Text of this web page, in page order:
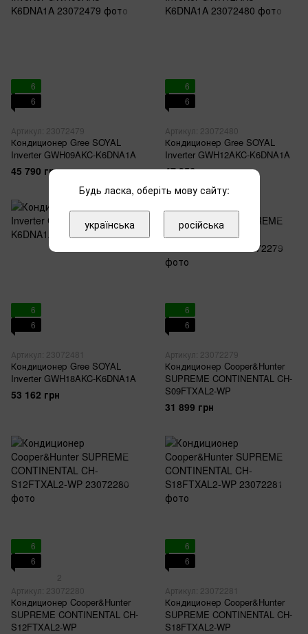
6
6
Артикул: 23072479
Кондиционер Gree SOYAL
Inverter GWH09AKC-K6DNA1A
45 790 грн
6
6
Артикул: 23072480
Кондиционер Gree SOYAL
Inverter GWH12AKC-K6DNA1A
47 956 грн
6
6
Артикул: 23072481
Кондиционер Gree SOYAL
Inverter GWH18AKC-K6DNA1A
53 162 грн
6
6
Артикул: 23072279
Кондиционер Cooper&Hunter
SUPREME CONTINENTAL CH-
S09FTXAL2-WP
31 899 грн
6
6
2
Артикул: 23072280
Кондиционер Cooper&Hunter
SUPREME CONTINENTAL CH-
S12FTXAL2-WP
6
6
Артикул: 23072281
Кондиционер Cooper&Hunter
SUPREME CONTINENTAL CH-
S18FTXAL2-WP
Будь ласка, оберіть мову сайту:
українська російська